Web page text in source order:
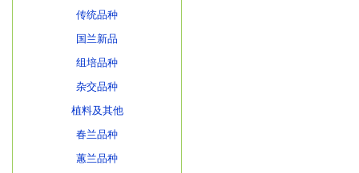
传统品种
国兰新品
组培品种
杂交品种
植料及其他
春兰品种
蕙兰品种